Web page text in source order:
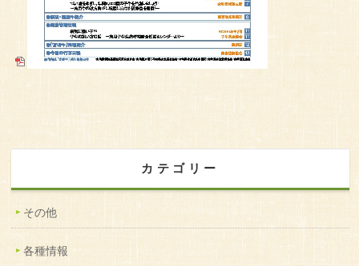
カテゴリー
その他
各種情報